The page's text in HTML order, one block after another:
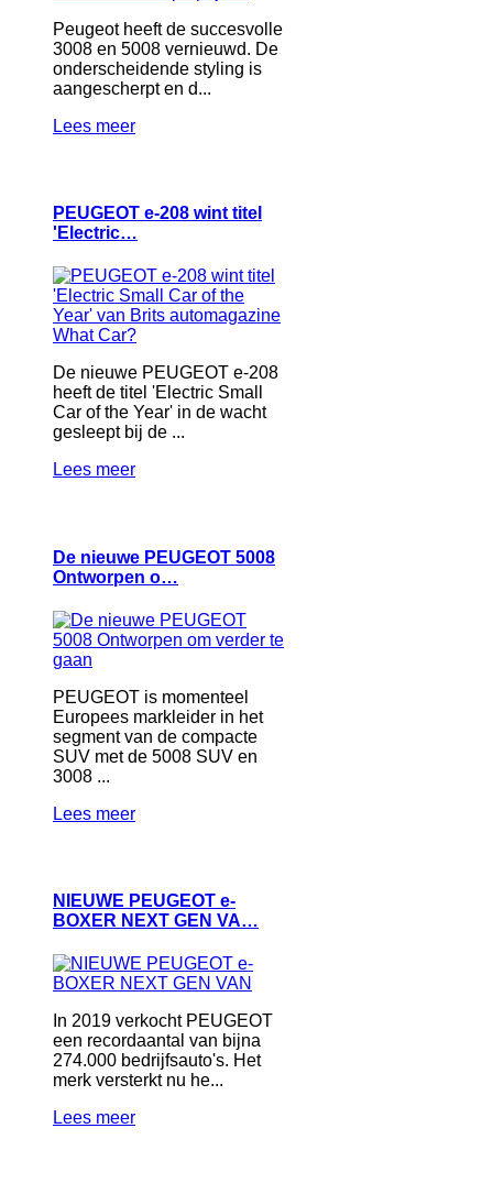
Peugeot heeft de succesvolle
3008 en 5008 vernieuwd. De
onderscheidende styling is
aangescherpt en d...
Lees meer
PEUGEOT e‑208 wint titel
'Electric…
De nieuwe PEUGEOT e‑208
heeft de titel 'Electric Small
Car of the Year' in de wacht
gesleept bij de ...
Lees meer
De nieuwe PEUGEOT 5008
Ontworpen o…
PEUGEOT is momenteel
Europees markleider in het
segment van de compacte
SUV met de 5008 SUV en
3008 ...
Lees meer
NIEUWE PEUGEOT e-
BOXER NEXT GEN VA…
In 2019 verkocht PEUGEOT
een recordaantal van bijna
274.000 bedrijfsauto's. Het
merk versterkt nu he...
Lees meer